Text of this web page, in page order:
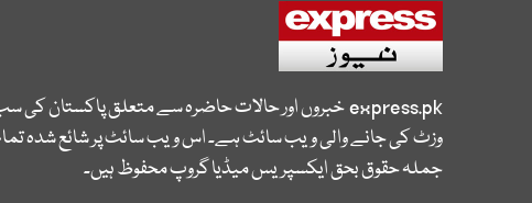
express.pkخبروں اور حالات حاضرہ سے متعلق پاکستان کی
وزٹ کی جانے والی ویب سائٹ ہے۔ اس ویب سائٹ پر شائع شدہ
جملہ حقوق بحق ایکسپریس میڈیا گروپ محفوظ ہیں۔